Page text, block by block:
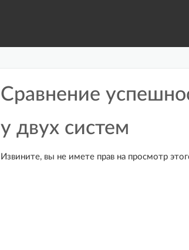
Сравнение
у двух систем
Извините, вы не имете прав на просмотр